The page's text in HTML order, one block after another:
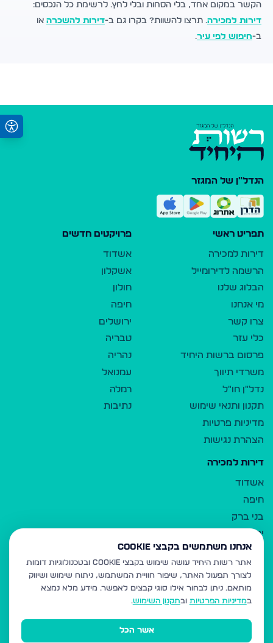
הקשר במקום אחד, בלי הסחות ובלי לחץ. לרשימת כל הנכסים:
דירות למכירה. תרצו להשוות? בקרו גם ב-דירות להשכרה או
ב-חיפוש לפי עיר.
הנדל"ן של המגזר
תפריט ראשי
דירות למכירה
הרשמה לדירומייל
הבלוג שלנו
מי אנחנו
צרו קשר
כלי עזר
פרסום ברשות היחיד
משרדי תיווך
נדל"ן חו"ל
תקנון ותנאי שימוש
מדיניות פרטיות
הצהרת נגישות
פרויקטים חדשים
אשדוד
אשקלון
חולון
חיפה
ירושלים
טבריה
נהריה
עמנואל
רמלה
נתיבות
דירות למכירה
אשדוד
חיפה
בני ברק
ירושלים
אלעד
גבעת זאב
בית שמש
רכסים
מודיעין עילית
אנחנו משתמשים בקבצי Cookie
אתר רשות היחיד עושה שימוש בקבצי Cookie ובטכנולוגיות דומות
לצורך תפעול האתר, שיפור חוויית המשתמש, ניתוח שימוש ושיווק
מותאם. ניתן לבחור אילו סוגי קבצים לאפשר. מידע מלא נמצא
במדיניות הפרטיות ובתקנון השימוש.
אשר הכל